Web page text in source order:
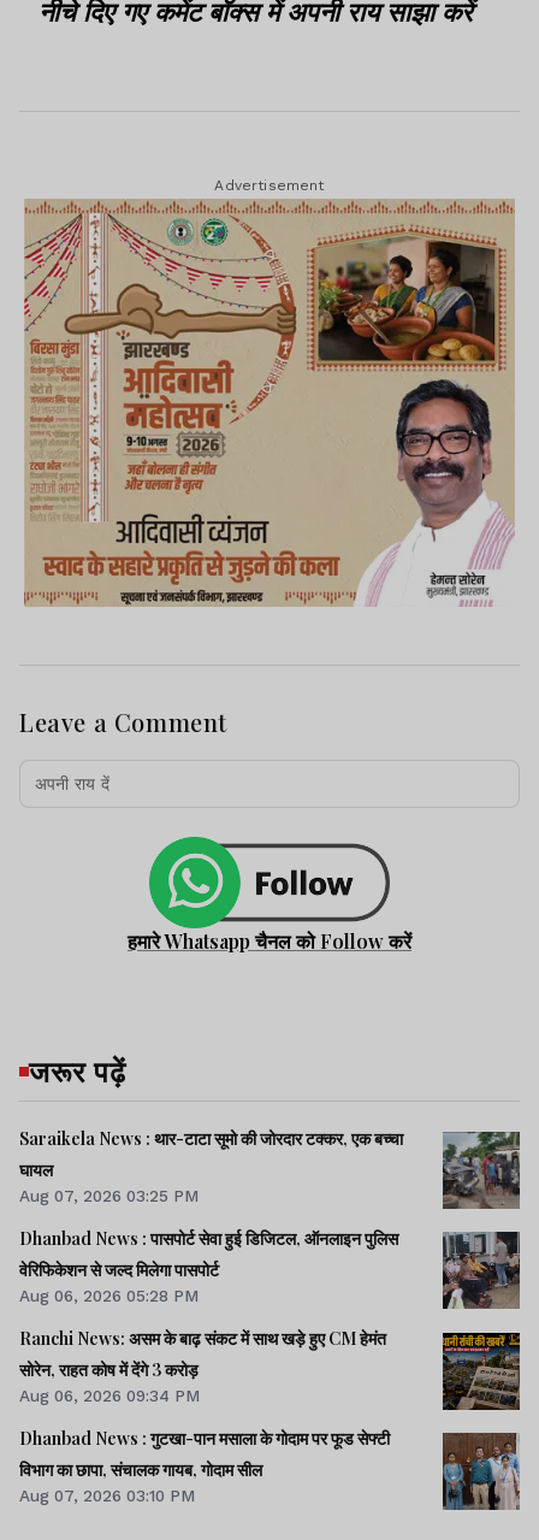
नीचे दिए गए कमेंट बॉक्स में अपनी राय साझा करें
Advertisement
Leave a Comment
हमारे Whatsapp चैनल को Follow करें
जरूर पढ़ें
Saraikela News : थार-टाटा सूमो की जोरदार टक्कर, एक बच्चा
घायल
Aug 07, 2026 03:25 PM
Dhanbad News : पासपोर्ट सेवा हुई डिजिटल, ऑनलाइन पुलिस
वेरिफिकेशन से जल्द मिलेगा पासपोर्ट
Aug 06, 2026 05:28 PM
Ranchi News: असम के बाढ़ संकट में साथ खड़े हुए CM हेमंत
सोरेन, राहत कोष में देंगे 3 करोड़
Aug 06, 2026 09:34 PM
Dhanbad News : गुटखा-पान मसाला के गोदाम पर फूड सेफ्टी
विभाग का छापा, संचालक गायब, गोदाम सील
Aug 07, 2026 03:10 PM